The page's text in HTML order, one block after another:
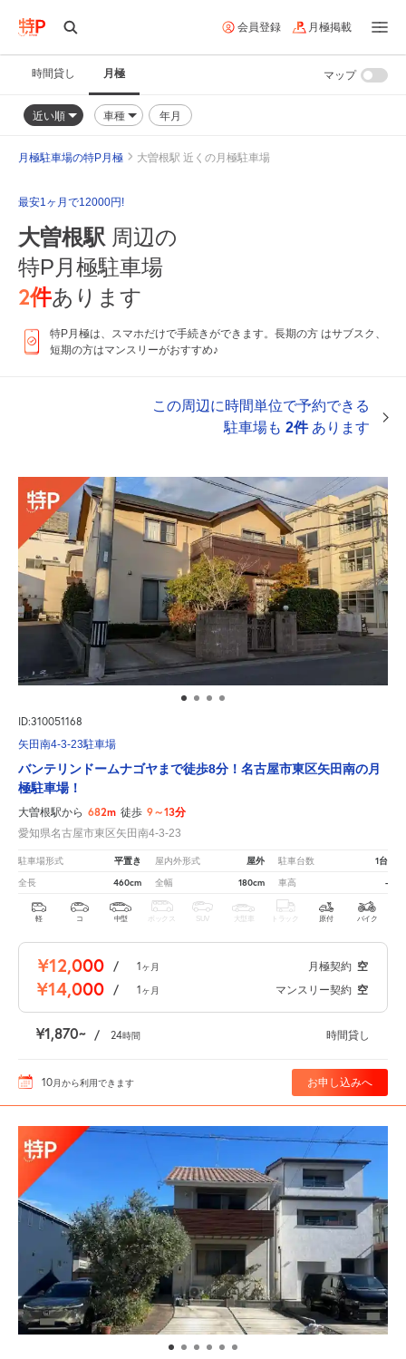
会員登録 月極掲載
時間貸し 月極
近い順 車種 年月
マップ
月極駐車場の特P月極 大曽根駅 近くの月極駐車場
最安1ヶ月で12000円!
大曽根駅 周辺の
特P月極駐車場
2件あります
特P月極は、スマホだけで手続きができます。長期の方 はサブスク、
短期の方はマンスリーがおすすめ♪
この周辺に時間単位で予約できる
駐車場も 2件あります
ID:310051168
矢田南4-3-23駐車場
バンテリンドームナゴヤまで徒歩8分！名古屋市東区矢田南の月
極駐車場！
大曽根駅から 682m 徒歩 9～13分
愛知県名古屋市東区矢田南4-3-23
駐車場形式 平置き 屋内外形式 屋外 駐車台数 1台
全長 460cm 全幅 180cm 車高 -
軽 コ 中型 ボックス SUV 大型車 トラック 原付 バイク
¥12,000 / 1ヶ月 月極契約 空
¥14,000 / 1ヶ月 マンスリー契約 空
¥1,870 / 24時間 時間貸し
10月から利用できます お申し込みへ